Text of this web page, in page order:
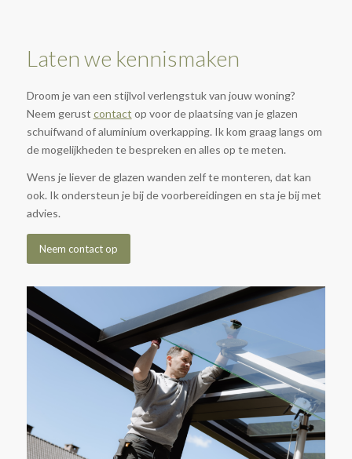
Laten we kennismaken
Droom je van een stijlvol verlengstuk van jouw woning?
Neem gerust contact op voor de plaatsing van je glazen
schuifwand of aluminium overkapping. Ik kom graag langs om
de mogelijkheden te bespreken en alles op te meten.
Wens je liever de glazen wanden zelf te monteren, dat kan
ook. Ik ondersteun je bij de voorbereidingen en sta je bij met
advies.
Neem contact op